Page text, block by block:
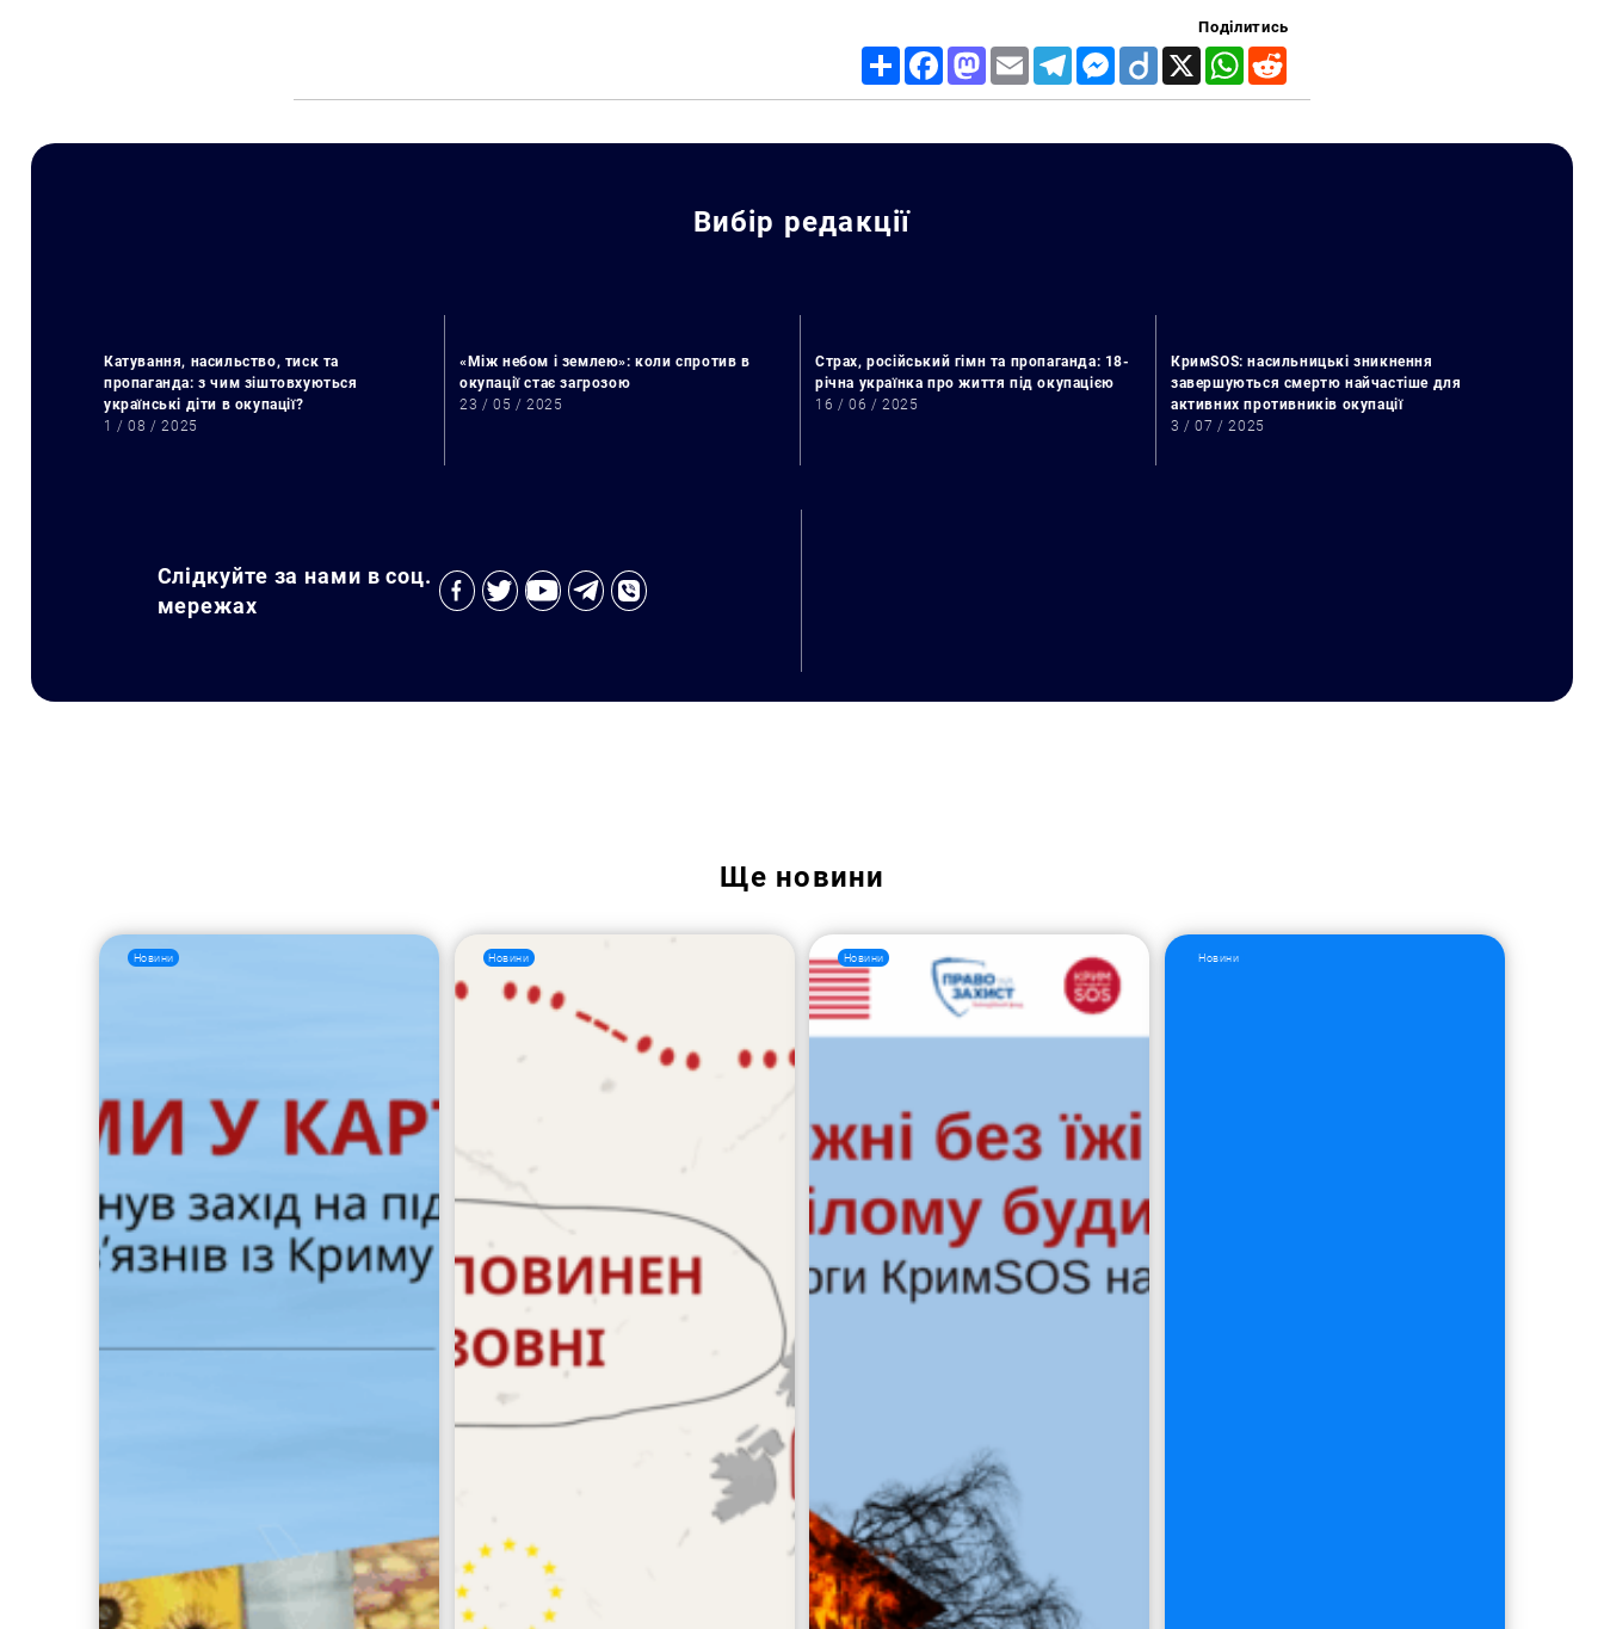
Поділитись
Share FacebookMastodon
Email TelegramMessenger
Diigo X WhatsApp
Вибір редакції
Катування, насильство, тиск та
пропаганда: з чим зіштовхуються
українські діти в окупації?
1 / 08 / 2025
«Між небом і землею»: коли спротив в
окупації стає загрозою
23 / 05 / 2025
Страх, російський гімн та пропаганда: 18-
річна українка про життя під окупацією
16 / 06 / 2025
КримSOS: насильницькі зникнення
завершуються смертю найчастіше для
активних противників окупації
3 / 07 / 2025
Слідкуйте за нами в соц.
мережах
Ще новини
Новини Новини Новини Новини